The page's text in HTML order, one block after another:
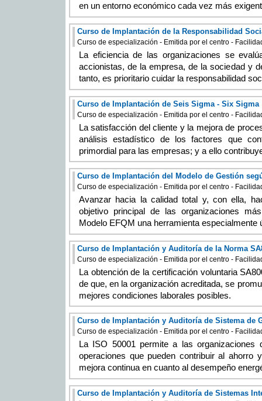
en un entorno económico cada vez más
Curso de Implantación de la Responsabilidad
Curso de especialización - Emitida por el centro -
La eficiencia de las organizaciones se
accionistas, de la empresa, de la sociedad y
tanto, es prioritario cuidar la responsabilidad
Curso de Implantación de Seis Sigma - Six Sigma
Curso de especialización - Emitida por el centro -
La satisfacción del cliente y la mejora de
análisis estadístico de los factores que
primordial para las empresas; y a ello
Curso de Implantación del Modelo de Gestión
Curso de especialización - Emitida por el centro -
Avanzar hacia la calidad total y, con ella,
objetivo principal de las organizaciones
Modelo EFQM una herramienta especialmente
Curso de Implantación y Auditoría de la Norma
Curso de especialización - Emitida por el centro -
La obtención de la certificación voluntaria
de que, en la organización acreditada, se
mejores condiciones laborales posibles.
Curso de especialización - Emitida por el centro -
La ISO 50001 permite a las organizaciones
operaciones que pueden contribuir al ahorro
mejora continua en cuanto al desempeño